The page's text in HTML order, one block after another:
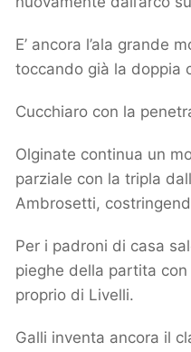
E’ ancora l’ala grande
toccando già la doppia
Cucchiaro con la
Olginate continua un
parziale con la tripla
Ambrosetti,
Per i padroni di casa
pieghe della partita
proprio di Livelli.
Galli inventa ancora il